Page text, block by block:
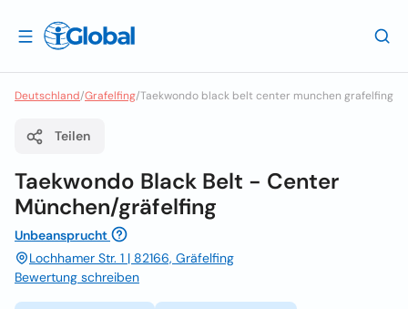
Deutschland/Grafelfing/Taekwondo black belt center munchen grafelfing
Teilen
Taekwondo Black Belt - Center
München/gräfelfing
Unbeansprucht
Lochhamer Str. 1 | 82166, Gräfelfing
Bewertung schreiben